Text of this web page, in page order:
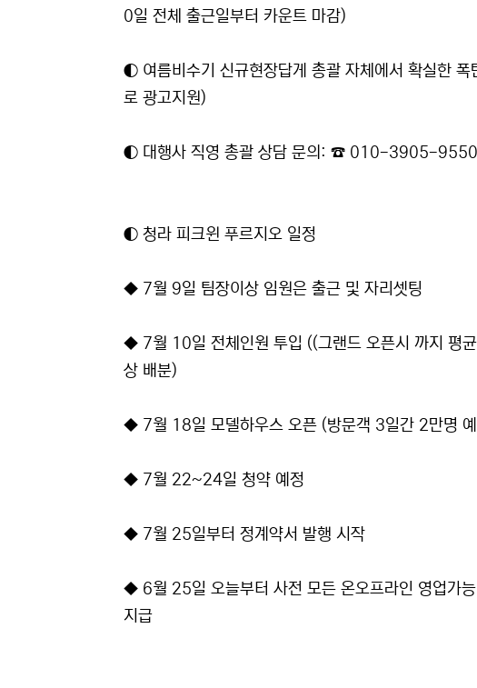
0일 전체 출근일부터 카운트 마감)
◐ 여름비수기 신규현장답게 총괄 자체에서 확실한
로 광고지원)
◐ 대행사 직영 총괄 상담 문의: ☎ 010-3905-9550
◐ 청라 피크윈 푸르지오 일정
◆ 7월 9일 팀장이상 임원은 출근 및 자리셋팅
◆ 7월 10일 전체인원 투입 ((그랜드 오픈시 까지 평
상 배분)
◆ 7월 18일 모델하우스 오픈 (방문객 3일간 2만명
◆ 7월 22~24일 청약 예정
◆ 7월 25일부터 정계약서 발행 시작
◆ 6월 25일 오늘부터 사전 모든 온오프라인 영업가
지급